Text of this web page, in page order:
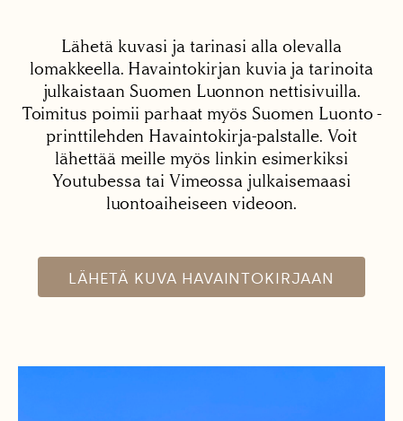
Lähetä kuvasi ja tarinasi alla olevalla
lomakkeella. Havaintokirjan kuvia ja tarinoita
julkaistaan Suomen Luonnon nettisivuilla.
Toimitus poimii parhaat myös Suomen Luonto -
printtilehden Havaintokirja-palstalle. Voit
lähettää meille myös linkin esimerkiksi
Youtubessa tai Vimeossa julkaisemaasi
luontoaiheiseen videoon.
LÄHETÄ KUVA HAVAINTOKIRJAAN